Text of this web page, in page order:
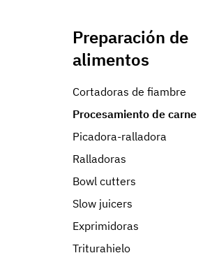
Preparación de
alimentos
Cortadoras de fiambre
Procesamiento de carne
Picadora-ralladora
Ralladoras
Bowl cutters
Slow juicers
Exprimidoras
Triturahielo